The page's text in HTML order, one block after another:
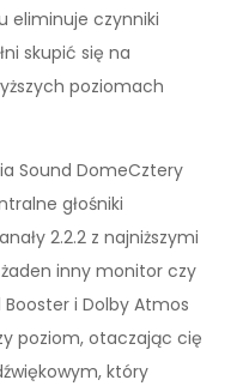
eliminuje czynniki
skupić się na
poziomach
Sound DomeCztery
głośniki
2.2.2 z najniższymi
inny monitor czy
i Dolby Atmos
poziom, otaczając cię
który